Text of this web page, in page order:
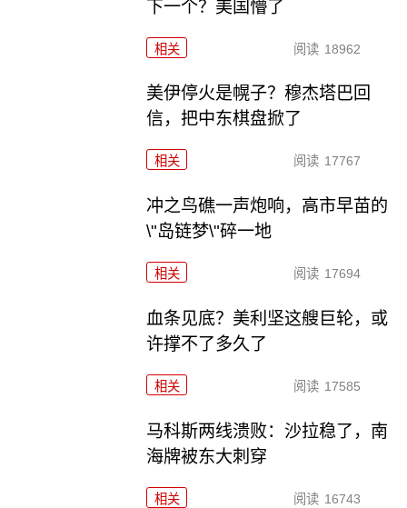
下一个？美国懵了
相关 阅读 18962
美伊停火是幌子？穆杰塔巴回
信，把中东棋盘掀了
相关 阅读 17767
冲之鸟礁一声炮响，高市早苗的
\"岛链梦\"碎一地
相关 阅读 17694
血条见底？美利坚这艘巨轮，或
许撑不了多久了
相关 阅读 17585
马科斯两线溃败：沙拉稳了，南
海牌被东大刺穿
相关 阅读 16743